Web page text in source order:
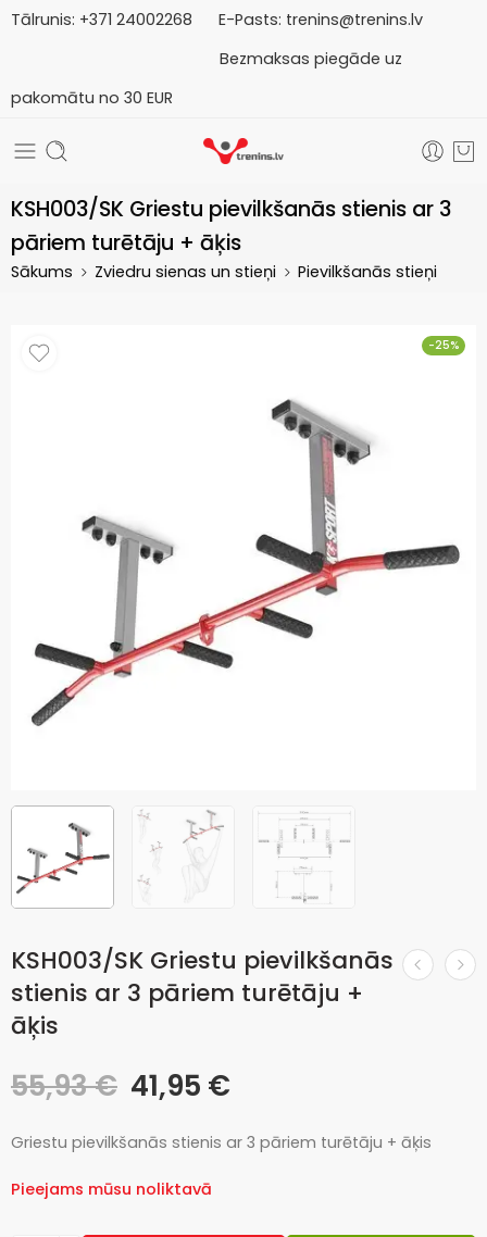
Tālrunis: +371 24002268 E-Pasts: trenins@trenins.lv
Bezmaksas piegāde uz
pakomātu no 30 EUR
KSH003/SK Griestu pievilkšanās stienis ar 3
pāriem turētāju + āķis
Sākums Zviedru sienas un stieņi Pievilkšanās stieņi
-25%
KSH003/SK Griestu pievilkšanās
stienis ar 3 pāriem turētāju +
āķis
55,93€ 41,95 €
Griestu pievilkšanās stienis ar 3 pāriem turētāju + āķis
Pieejams mūsu noliktavā